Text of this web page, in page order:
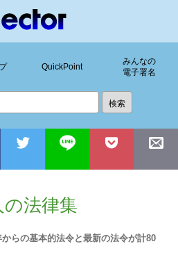
QuickPoint
みんなの
電子署名
の法律集
らの基本的法令と最新の法令が計80